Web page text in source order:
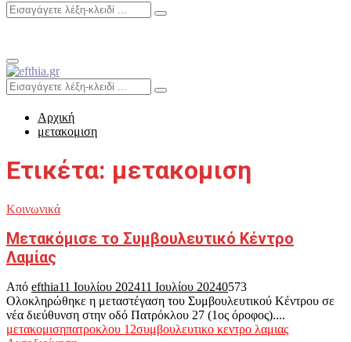
Search
Search
Primary
Menu
Search
for:
Search
Αρχική
μετακομιση
Ετικέτα: μετακομιση
Κοινωνικά
Μετακόμισε το Συμβουλευτικό Κέντρο
Λαμίας
Από efthia11 Ιουλίου 202411 Ιουλίου 20240573
Ολοκληρώθηκε η μεταστέγαση του Συμβουλευτικού Κέντρου σε
νέα διεύθυνση στην οδό Πατρόκλου 27 (1ος όροφος)....
μετακομισηπατροκλου 12συμβουλευτικο κεντρο λαμιας